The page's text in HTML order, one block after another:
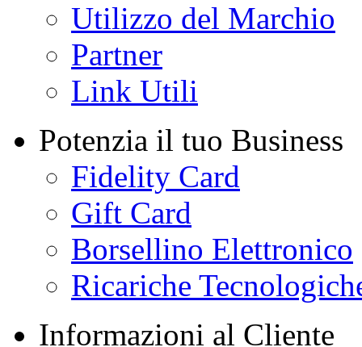
Utilizzo del Marchio
Partner
Link Utili
Potenzia il tuo Business
Fidelity Card
Gift Card
Borsellino Elettronico
Ricariche
Informazioni al Cliente